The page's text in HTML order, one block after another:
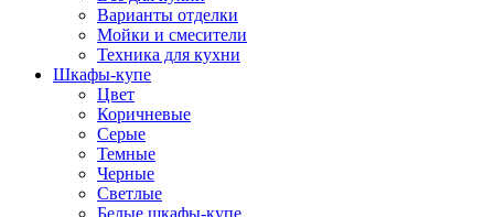
Варианты отделки
Мойки и смесители
Техника для кухни
Шкафы-купе
Цвет
Коричневые
Серые
Темные
Черные
Светлые
Белые шкафы-купе